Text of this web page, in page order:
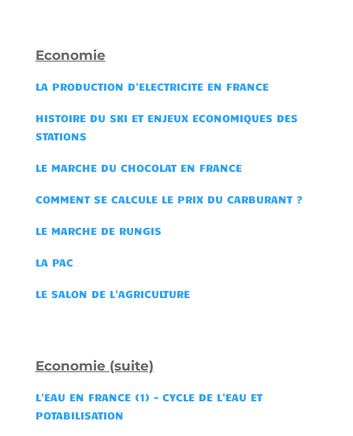
Economie
LA PRODUCTION D'ELECTRICITE EN FRANCE
HISTOIRE DU SKI ET ENJEUX ECONOMIQUES DES
STATIONS
LE MARCHE DU CHOCOLAT EN FRANCE
COMMENT SE CALCULE LE PRIX DU CARBURANT ?
LE MARCHE DE RUNGIS
LA PAC
LE SALON DE L'AGRICULTURE
Economie (suite)
L'EAU EN FRANCE (1) - CYCLE DE L'EAU ET
POTABILISATION